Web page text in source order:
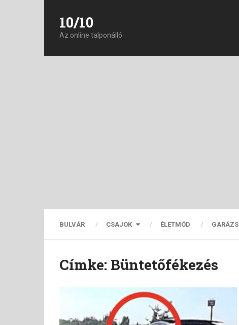
10/10
Az online talponálló
BULVÁR CSAJOK ÉLETMÓD GARÁZS
Címke: Büntetőfékezés